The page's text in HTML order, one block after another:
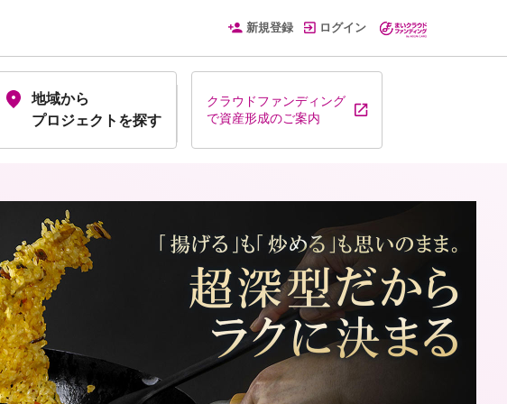
新規登録 ログイン
地域から
プロジェクトを探す
クラウドファンディング
で資産形成のご案内